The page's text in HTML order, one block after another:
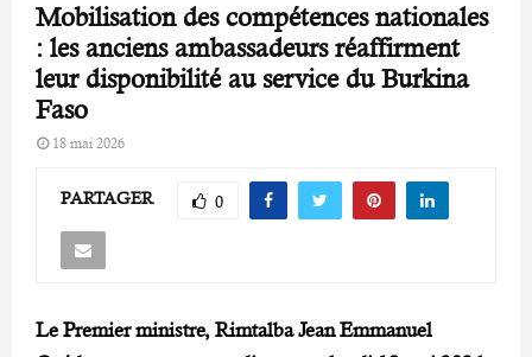
Mobilisation des compétences nationales
: les anciens ambassadeurs réaffirment
leur disponibilité au service du Burkina
Faso
18 mai 2026
PARTAGER 0
Le Premier ministre, Rimtalba Jean Emmanuel